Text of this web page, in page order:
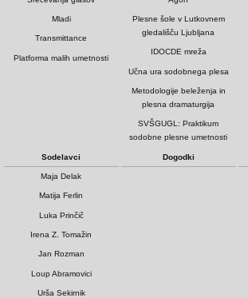
Mladi
Transmittance
Platforma malih umetnosti
Plesne šole v Lutkovnem
gledališču Ljubljana
IDOCDE mreža
Učna ura sodobnega plesa
Metodologije beleženja in
plesna dramaturgija
SVŠGUGL: Praktikum
sodobne plesne umetnosti
Sodelavci
Maja Delak
Matija Ferlin
Luka Prinčič
Irena Z. Tomažin
Jan Rozman
Loup Abramovici
Urša Sekirnik
Dogodki